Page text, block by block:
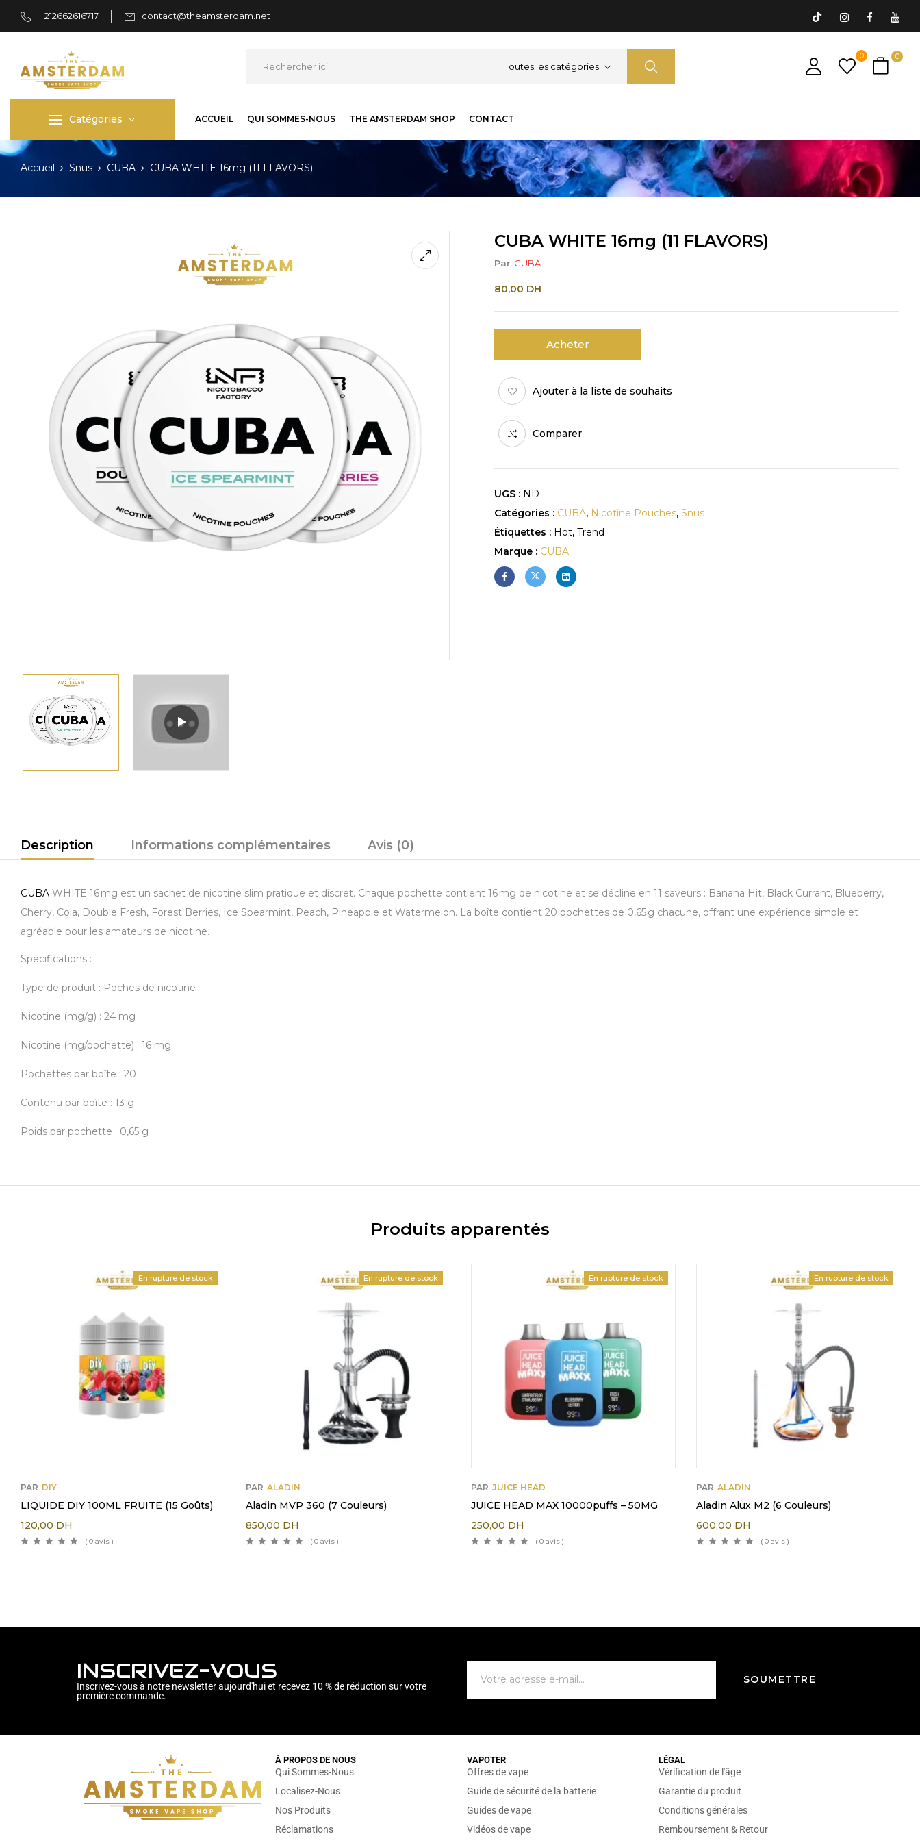
+212662616717 contact@theamsterdam.net
Toutes les catégories
0 0
Catégories ACCUEIL QUI SOMMES-NOUS THE AMSTERDAM SHOP CONTACT
Accueil Snus CUBA CUBA WHITE 16mg (11 FLAVORS)
CUBA WHITE 16mg (11 FLAVORS)
Par CUBA
80,00 DH
Acheter
Ajouter à la liste de souhaits
Comparer
UGS : ND
Catégories : CUBA, Nicotine Pouches, Snus
Étiquettes : Hot, Trend
Marque : CUBA
Description Informations complémentaires Avis (0)
CUBA WHITE 16 mg est un sachet de nicotine slim pratique et discret. Chaque pochette contient 16 mg de nicotine et se décline en 11 saveurs : Banana Hit, Black Currant, Blueberry,
Cherry, Cola, Double Fresh, Forest Berries, Ice Spearmint, Peach, Pineapple et Watermelon. La boîte contient 20 pochettes de 0,65 g chacune, offrant une expérience simple et
agréable pour les amateurs de nicotine.
Spécifications :
Type de produit : Poches de nicotine
Nicotine (mg/g) : 24 mg
Nicotine (mg/pochette) : 16 mg
Pochettes par boîte : 20
Contenu par boîte : 13 g
Poids par pochette : 0,65 g
Produits apparentés
En rupture de stock
PAR DIY
LIQUIDE DIY 100ML FRUITE (15 Goûts)
120,00 DH
( 0 avis )
En rupture de stock
PAR ALADIN
Aladin MVP 360 (7 Couleurs)
850,00 DH
( 0 avis )
Chaud
En rupture de stock
PAR JUICE HEAD
JUICE HEAD MAX 10000puffs – 50MG
250,00 DH
( 0 avis )
En rupture de stock
PAR ALADIN
Aladin Alux M2 (6 Couleurs)
600,00 DH
( 0 avis )
INSCRIVEZ-VOUS
Inscrivez-vous à notre newsletter aujourd'hui et recevez 10 % de réduction sur votre
première commande.
À PROPOS DE NOUS
Qui Sommes-Nous
Localisez-Nous
Nos Produits
Réclamations
VAPOTER
Offres de vape
Guide de sécurité de la batterie
Guides de vape
Vidéos de vape
LÉGAL
Vérification de l'âge
Garantie du produit
Conditions générales
Remboursement & Retour